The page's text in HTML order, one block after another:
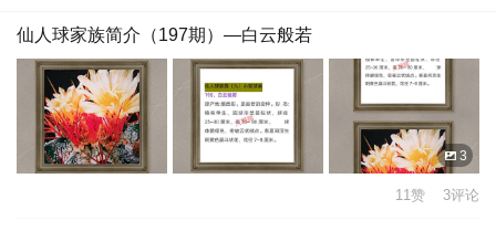
仙人球家族简介（197期）—白云般若
3
11赞 3评论